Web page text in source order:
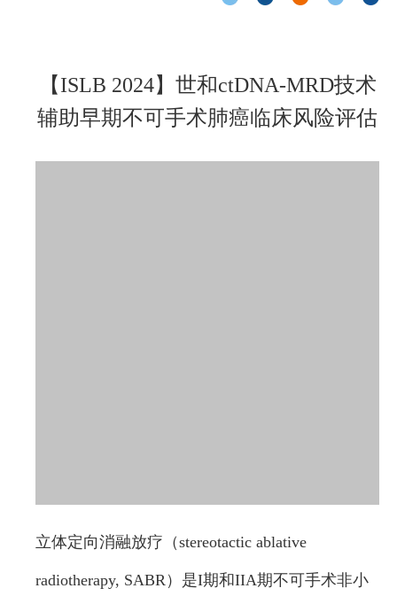
【ISLB 2024】世和ctDNA-MRD技术
辅助早期不可手术肺癌临床风险评估
立体定向消融放疗（stereotactic ablative
radiotherapy, SABR）是I期和IIA期不可手术非小